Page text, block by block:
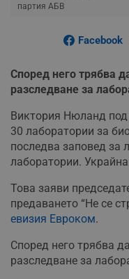
партия АБВ
Facebook
Според него трябва
разследване за
Виктория Нюланд под
30 лаборатории за
последва заповед за
лаборатории.
Това заяви
предаването “Не се
евизия Евроком.
Според него трябва
разследване за